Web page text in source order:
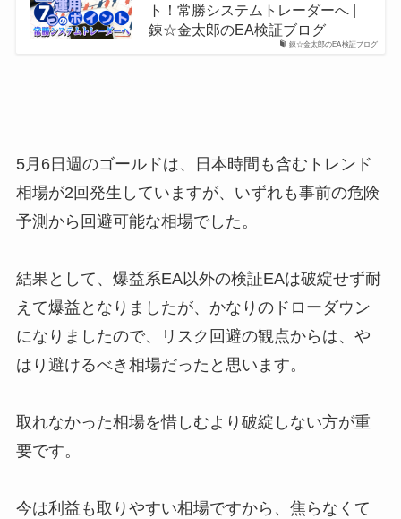
錬☆金太郎のEA検証ブログ
ト！常勝システムトレーダーへ |
錬☆金太郎のEA検証ブログ
5月6日週のゴールドは、日本時間も含むトレンド
相場が2回発生していますが、いずれも事前の危険
予測から回避可能な相場でした。
結果として、爆益系EA以外の検証EAは破綻せず耐
えて爆益となりましたが、かなりのドローダウン
になりましたので、リスク回避の観点からは、や
はり避けるべき相場だったと思います。
取れなかった相場を惜しむより破綻しない方が重
要です。
今は利益も取りやすい相場ですから、焦らなくて